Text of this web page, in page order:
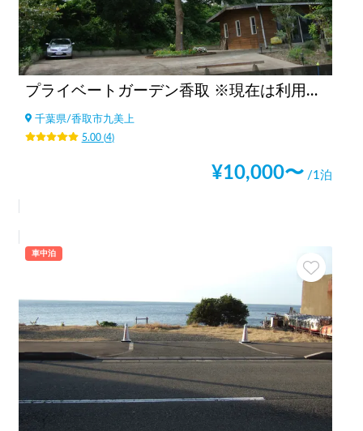
プライベートガーデン香取 ※現在は利用実績のあるお客様の御予約のみとさせていただいております。
千葉県/香取市九美上
5.00(4)
¥10,000〜 /1泊
車中泊